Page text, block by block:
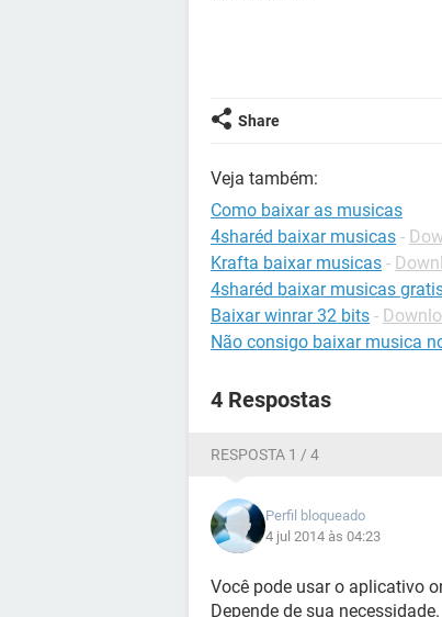
Share
Veja também:
Como baixar as musicas
4sharéd baixar musicas -
Krafta baixar musicas -
4sharéd baixar musicas
Baixar winrar 32 bits -
Não consigo baixar musica
4 Respostas
RESPOSTA 1 / 4
Perfil bloqueado
4 jul 2014 às 04:23
Você pode usar o aplicativo
Depende de sua necessidade.